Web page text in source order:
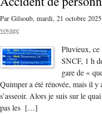
Par Gilsoub, mardi, 21 octobre
voyage
Pluvieux,
SNCF, 1 h
gare de «
Quimper a été rénovée, mais il y
s’asseoir. Alors je suis sur le
pas les […]